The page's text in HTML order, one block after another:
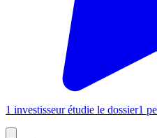
1 investisseur étudie le dossier1